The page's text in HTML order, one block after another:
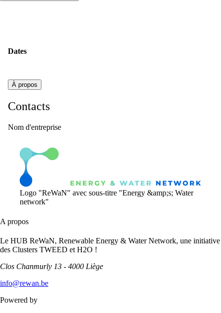
Dates
À propos
Contacts
Nom d'entreprise
Logo "ReWaN" avec sous-titre "Energy &amp;s; Water
network"
A propos
Le HUB ReWaN, Renewable Energy & Water Network, une initiative
des Clusters TWEED et H2O !
Clos Chanmurly 13 - 4000 Liège
info@rewan.be
Powered by